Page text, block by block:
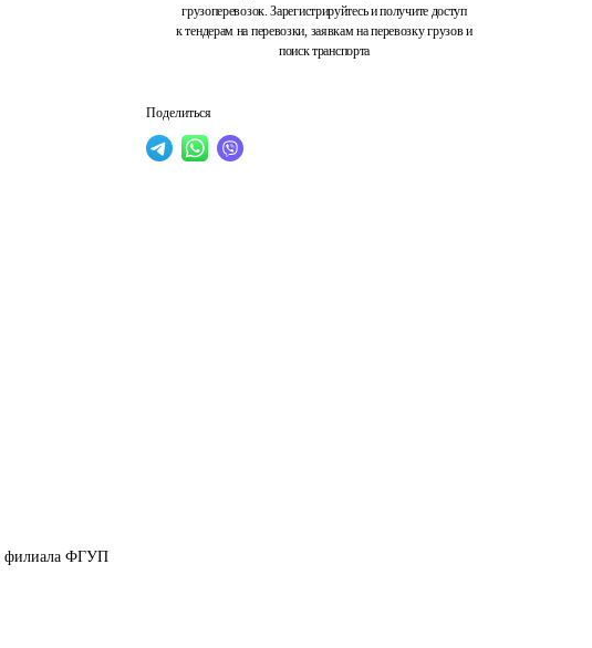
грузоперевозок. Зарегистрируйтесь и получите доступ
к тендерам на перевозки, заявкам на перевозку грузов и
поиск транспорта
Поделиться
филиала ФГУП